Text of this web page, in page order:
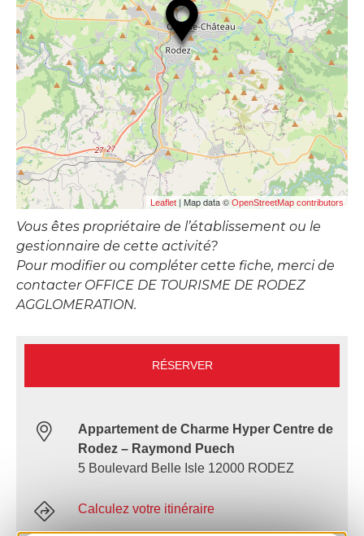
Leaflet | Map data © OpenStreetMap contributors
Vous êtes propriétaire de l’établissement ou le
gestionnaire de cette activité?
Pour modifier ou compléter cette fiche, merci de
contacter OFFICE DE TOURISME DE RODEZ
AGGLOMERATION.
RÉSERVER
Appartement de Charme Hyper Centre de
Rodez – Raymond Puech
5 Boulevard Belle Isle 12000 RODEZ
Calculez votre itinéraire